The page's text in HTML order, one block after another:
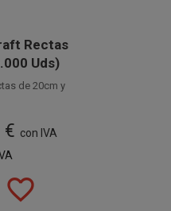
Rectas
Uds)
de 20cm y
conocidas
de 6.000
paquetes de
€ con IVA
favorite_border